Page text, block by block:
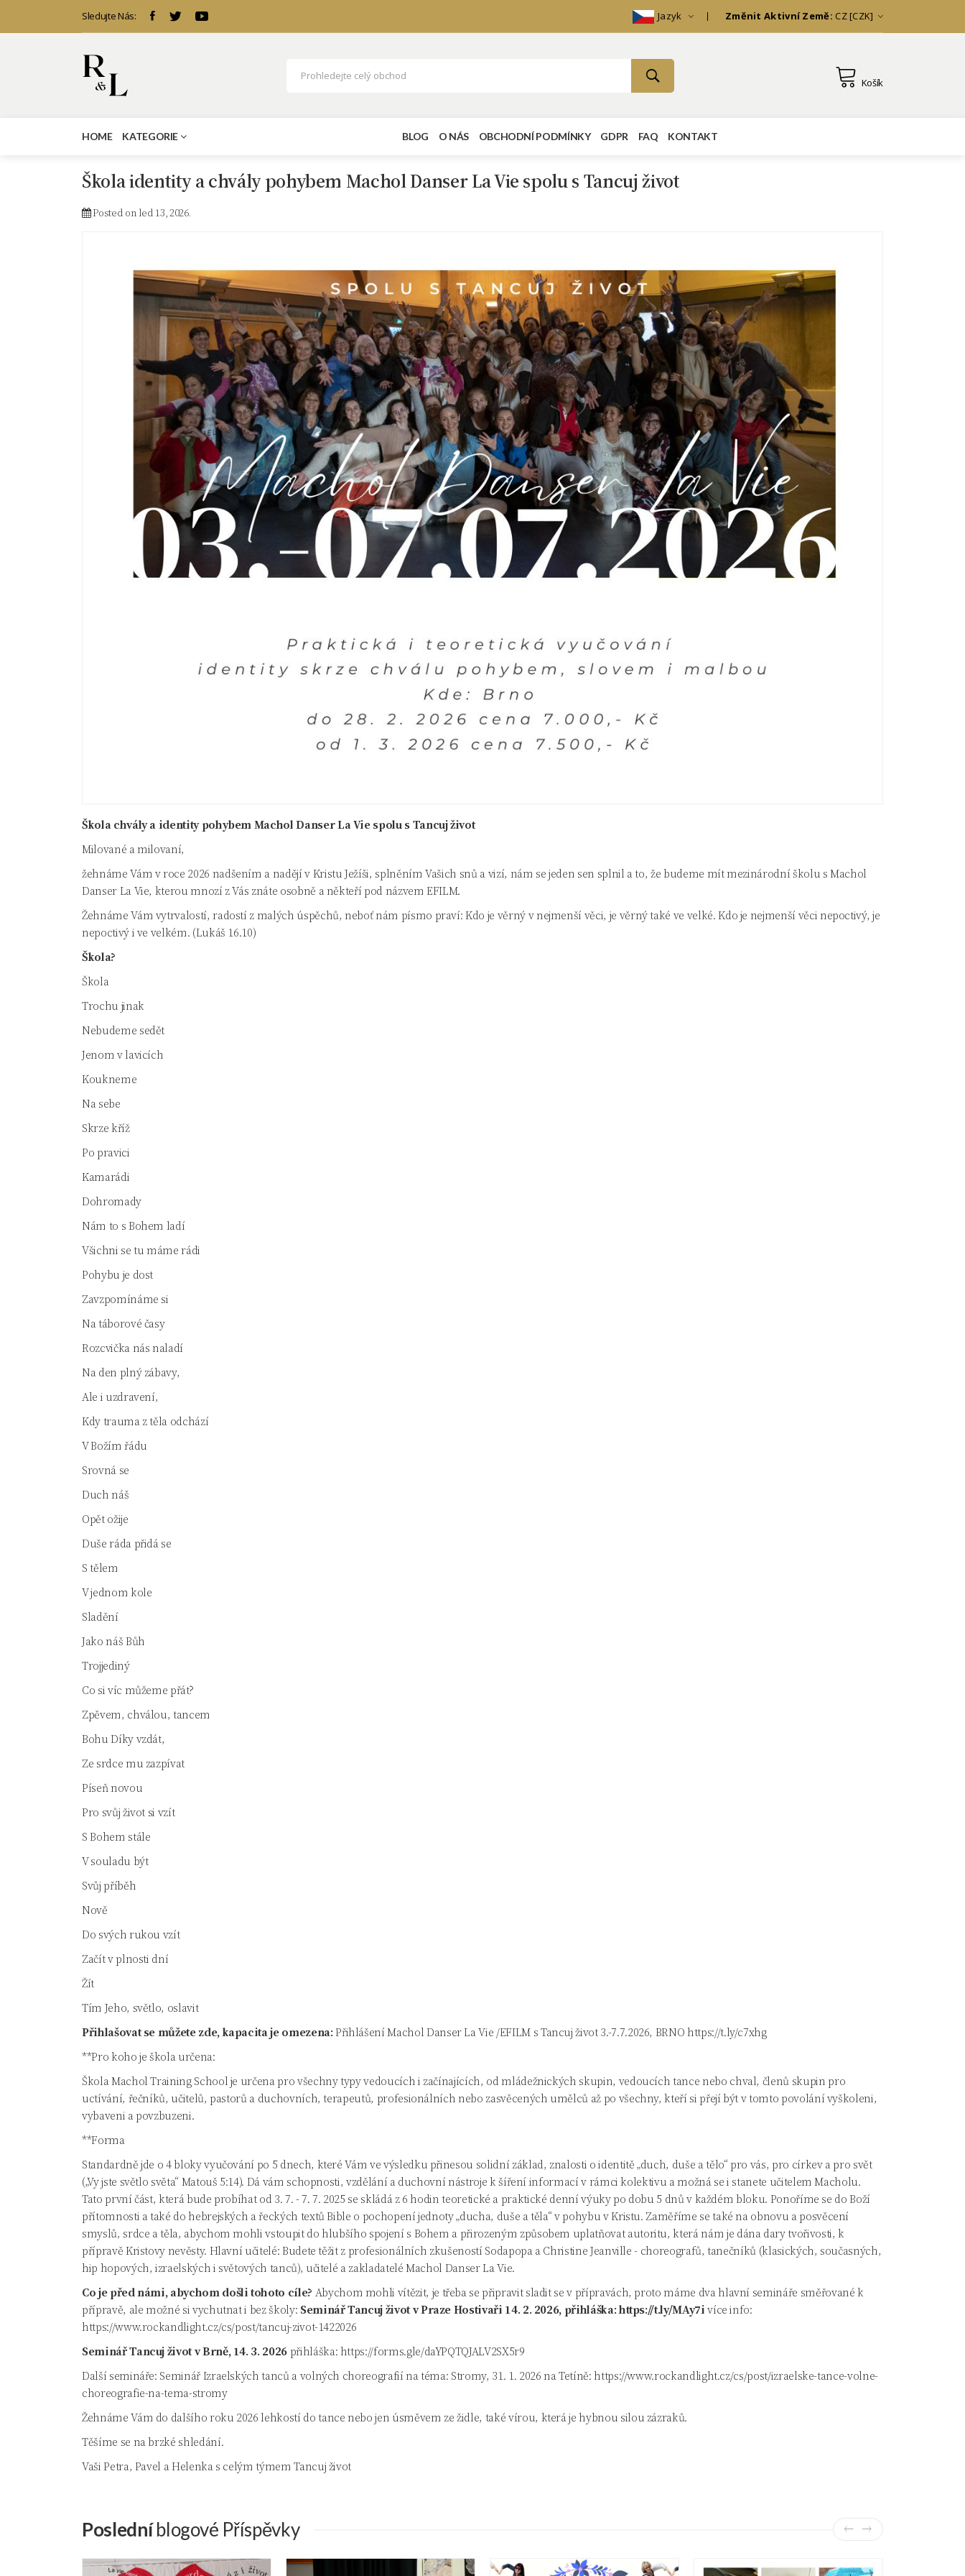
Sledujte Nás: Jazyk Změnit Aktivní Země: CZ [CZK]
Košík
HOME KATEGORIE BLOG O NÁS OBCHODNÍ PODMÍNKY GDPR FAQ KONTAKT
Škola identity a chvály pohybem Machol Danser La Vie spolu s Tancuj život
Posted on led 13, 2026.
Škola chvály a identity pohybem Machol Danser La Vie spolu s Tancuj život
Milované a milovaní,
žehnáme Vám v roce 2026 nadšením a nadějí v Kristu Ježíši, splněním Vašich snů a vizí, nám se jeden sen splnil a to, že budeme mít mezinárodní školu s Machol
Danser La Vie, kterou mnozí z Vás znáte osobně a někteří pod názvem EFILM.
Žehnáme Vám vytrvalostí, radostí z malých úspěchů, neboť nám písmo praví: Kdo je věrný v nejmenší věci, je věrný také ve velké. Kdo je nejmenší věci nepoctivý, je
nepoctivý i ve velkém. (Lukáš 16.10)
Škola?
Škola
Trochu jinak
Nebudeme sedět
Jenom v lavicích
Koukneme
Na sebe
Skrze kříž
Po pravici
Kamarádi
Dohromady
Nám to s Bohem ladí
Všichni se tu máme rádi
Pohybu je dost
Zavzpomínáme si
Na táborové časy
Rozcvička nás naladí
Na den plný zábavy,
Ale i uzdravení,
Kdy trauma z těla odchází
V Božím řádu
Srovná se
Duch náš
Opět ožije
Duše ráda přidá se
S tělem
V jednom kole
Sladění
Jako náš Bůh
Trojjediný
Co si víc můžeme přát?
Zpěvem, chválou, tancem
Bohu Díky vzdát,
Ze srdce mu zazpívat
Píseň novou
Pro svůj život si vzít
S Bohem stále
V souladu být
Svůj příběh
Nově
Do svých rukou vzít
Začít v plnosti dní
Žít
Tím Jeho, světlo, oslavit
Přihlašovat se můžete zde, kapacita je omezena: Přihlášení Machol Danser La Vie /EFILM s Tancuj život 3.-7.7.2026, BRNOhttps://t.ly/c7xhg
**Pro koho je škola určena:
Škola Machol Training School je určena pro všechny typy vedoucích i začínajících, od mládežnických skupin, vedoucích tance nebo chval, členů skupin pro
uctívání, řečníků, učitelů, pastorů a duchovních, terapeutů, profesionálních nebo zasvěcených umělců až po všechny, kteří si přejí být v tomto povolání vyškoleni,
vybaveni a povzbuzeni.
**Forma
Standardně jde o 4 bloky vyučování po 5 dnech, které Vám ve výsledku přinesou solidní základ, znalosti o identitě „duch, duše a tělo“ pro vás, pro církev a pro svět
(„Vy jste světlo světa“ Matouš 5:14). Dá vám schopnosti, vzdělání a duchovní nástroje k šíření informací v rámci kolektivu a možná se i stanete učitelem Macholu.
Tato první část, která bude probíhat od 3. 7. - 7. 7. 2025 se skládá z 6 hodin teoretické a praktické denní výuky po dobu 5 dnů v každém bloku. Ponoříme se do Boží
přítomnosti a také do hebrejských a řeckých textů Bible o pochopení jednoty „ducha, duše a těla“ v pohybu v Kristu. Zaměříme se také na obnovu a posvěcení
smyslů, srdce a těla, abychom mohli vstoupit do hlubšího spojení s Bohem a přirozeným způsobem uplatňovat autoritu, která nám je dána dary tvořivosti, k
přípravě Kristovy nevěsty. Hlavní učitelé: Budete těžit z profesionálních zkušeností Sodapopa a Christine Jeanville - choreografů, tanečníků (klasických, současných,
hip hopových, izraelských i světových tanců), učitelé a zakladatelé Machol Danser La Vie.
Co je před námi, abychom došli tohoto cíle? Abychom mohli vítězit, je třeba se připravit sladit se v přípravách, proto máme dva hlavní semináře směřované k
přípravě, ale možné si vychutnat i bez školy: Seminář Tancuj život v Praze Hostivaři 14. 2. 2026, přihláška:https://t.ly/MAy7i více info:
https://www.rockandlight.cz/cs/post/tancuj-zivot-1422026
Seminář Tancuj život v Brně, 14. 3. 2026 přihláška: https://forms.gle/daYPQTQJALV2SX5r9
Další semináře: Seminář Izraelských tanců a volných choreografií na téma: Stromy, 31. 1. 2026 na Tetíně:https://www.rockandlight.cz/cs/post/izraelske-tance-volne-
choreografie-na-tema-stromy
Žehnáme Vám do dalšího roku 2026 lehkostí do tance nebo jen úsměvem ze židle, také vírou, která je hybnou silou zázraků.
Těšíme se na brzké shledání.
Vaši Petra, Pavel a Helenka s celým týmem Tancuj život
Poslední Blogové Příspěvky